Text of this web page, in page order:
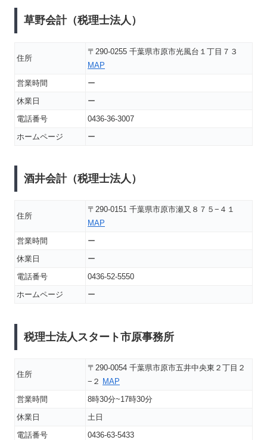
草野会計（税理士法人）
住所
〒290-0255 千葉県市原市光風台１丁目７３
MAP
営業時間
ー
休業日
ー
電話番号
0436-36-3007
ホームページ
ー
酒井会計（税理士法人）
住所
〒290-0151 千葉県市原市瀬又８７５−４１
MAP
営業時間
ー
休業日
ー
電話番号
0436-52-5550
ホームページ
ー
税理士法人スタート市原事務所
住所
〒290-0054 千葉県市原市五井中央東２丁目２
−２ MAP
営業時間
8時30分~17時30分
休業日
土日
電話番号
0436-63-5433